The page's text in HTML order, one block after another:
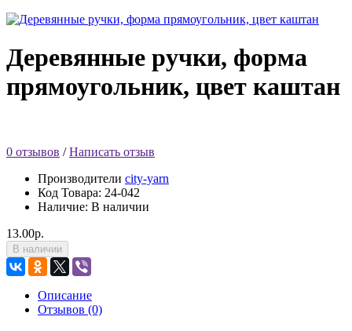
Деревянные ручки, форма
прямоугольник, цвет каштан
0 отзывов /Написать отзыв
Производители city-yarn
Код Товара: 24-042
Наличие: В наличии
13.00р.
В наличии
Описание
Отзывов (0)